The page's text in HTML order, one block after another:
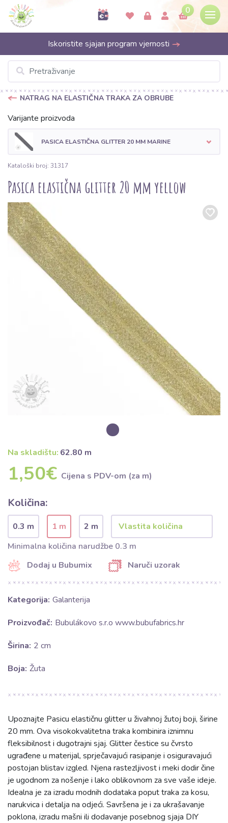
0
Iskoristite sjajan program vjernosti
NATRAG NA ELASTIČNA TRAKA ZA OBRUBE
Varijante proizvoda
PASICA ELASTIČNA GLITTER 20 MM MARINE
Kataloški broj: 31317
Pasica elastična glitter 20 mm yellow
Na skladištu: 62.80 m
1,50€ Cijena s PDV-om (za m)
Količina:
0.3 m 1 m
2 m
Minimalna količina narudžbe 0.3 m
Dodaj u Bubumix
Naruči uzorak
Kategorija: Galanterija
Proizvođač: Bubulákovo s.r.o www.bubufabrics.hr
Širina: 2 cm
Boja: Žuta
Upoznajte Pasicu elastičnu glitter u živahnoj žutoj boji, širine
20 mm. Ova visokokvalitetna traka kombinira iznimnu
fleksibilnost i dugotrajni sjaj. Glitter čestice su čvrsto
ugrađene u materijal, sprječavajući rasipanje i osiguravajući
postojan blistav izgled. Njena rastezljivost i meki dodir čine
je ugodnom za nošenje i lako oblikovnom za sve vaše ideje.
Idealna je za izradu modnih dodataka poput traka za kosu,
narukvica i detalja na odjeći. Savršena je i za ukrašavanje
poklona, izradu mašni ili dodavanje posebnog sjaja DIY